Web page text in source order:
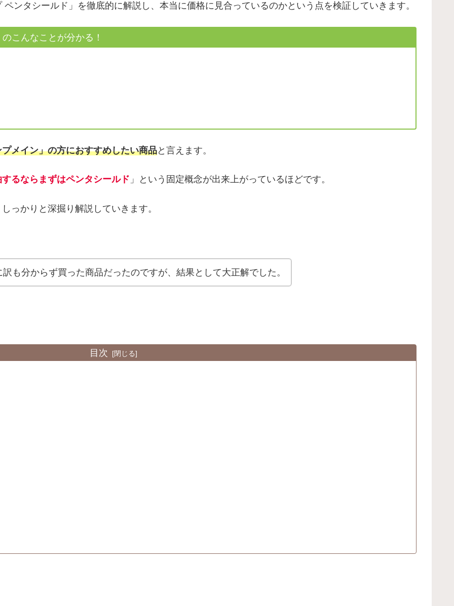
ンタシールド」を徹底的に解説し、本当に価格に見合っているのかという点を検証していきます。
こんなことが分かる！
メイン」の方におすすめしたい商品と言えます。
るならまずはペンタシールド 」という固定概念が出来上がっているほどです。
っかりと深掘り解説していきます。
も分からず買った商品だったのですが、結果として大正解でした。
目次